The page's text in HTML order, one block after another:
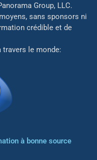
Group, LLC.
sans sponsors ni
crédible et de
le monde:
à bonne source